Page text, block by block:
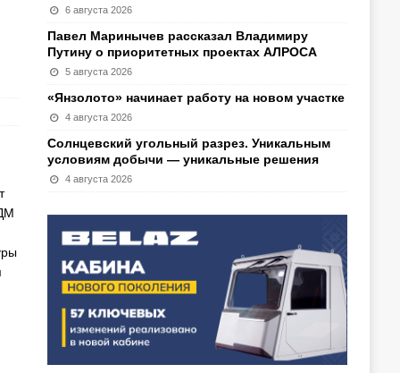
6 августа 2026
Павел Маринычев рассказал Владимиру
Путину о приоритетных проектах АЛРОСА
5 августа 2026
«Янзолото» начинает работу на новом участке
4 августа 2026
Солнцевский угольный разрез. Уникальным
условиям добычи — уникальные решения
4 августа 2026